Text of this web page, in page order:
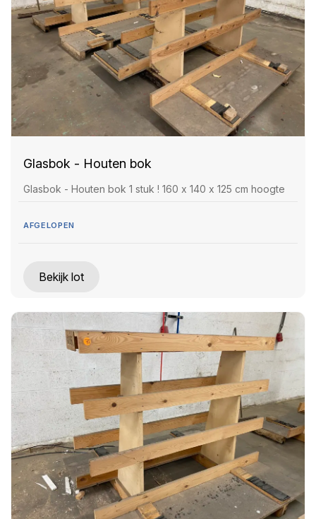
Glasbok - Houten bok
Glasbok - Houten bok 1 stuk ! 160 x 140 x 125 cm hoogte
AFGELOPEN
Bekijk lot